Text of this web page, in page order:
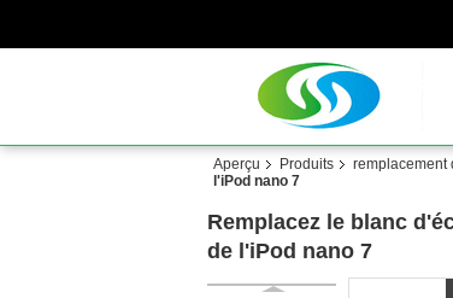
Aperçu Produits remplacement
l'iPod nano 7
Remplacez le blanc
de l'iPod nano 7